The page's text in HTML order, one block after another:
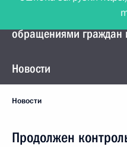
Управление Президента
обращениями граждан
Новости
Новости
Продолжен